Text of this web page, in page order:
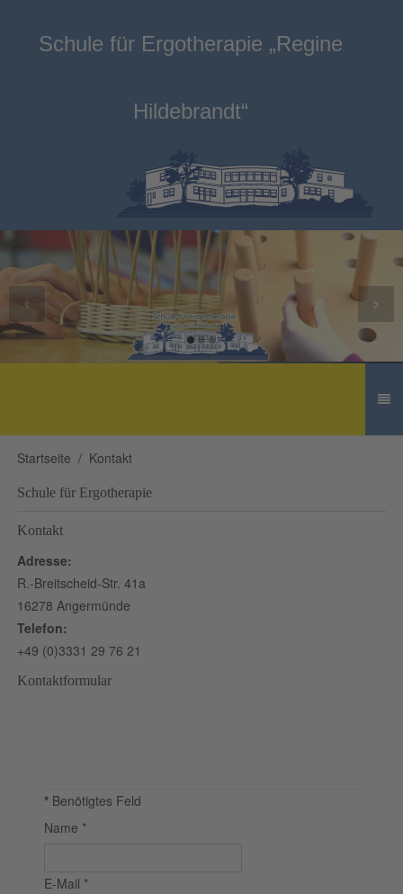
Schule für Ergotherapie „Regine
Hildebrandt“
›
‹
Startseite Kontakt
Schule für Ergotherapie
Kontakt
Adresse:
R.-Breitscheid-Str. 41a
16278 Angermünde
Telefon:
+49 (0)3331 29 76 21
Kontaktformular
*Benötigtes Feld
Name *
E-Mail *